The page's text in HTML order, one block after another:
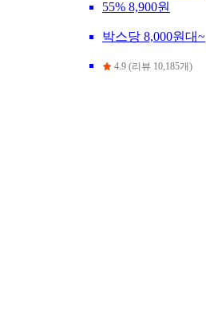
55% 8,900원
박스당 8,000원대~
4.9 (리뷰 10,185개)